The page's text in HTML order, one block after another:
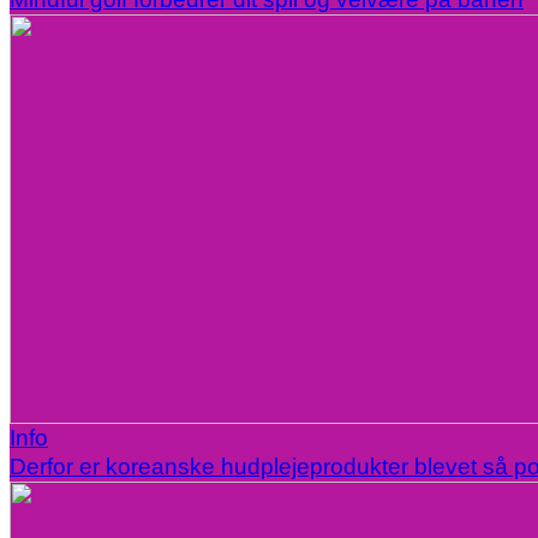
Info
Derfor er koreanske hudplejeprodukter blevet så